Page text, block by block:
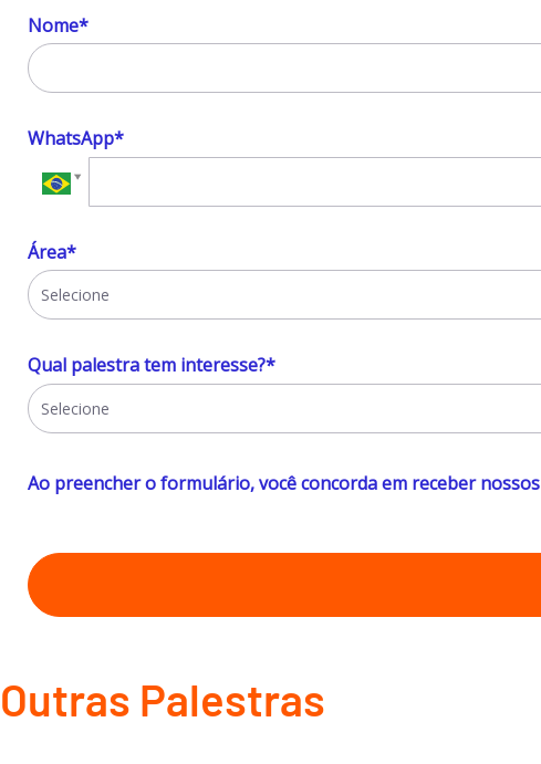
Nome*
WhatsApp*
Área*
Qual palestra tem interesse?*
Ao preencher o formulário, você concorda em receber
Outras Palestras